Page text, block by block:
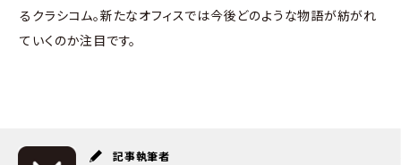
るクラシコム。新たなオフィスでは今後どのような物語が紡がれ
ていくのか注目です。
記事執筆者